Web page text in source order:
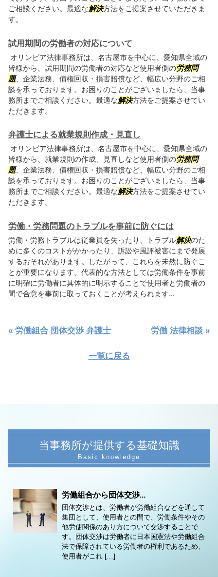
ご相談ください。最適な解決方法をご提案させていただきま
す。
試用期間の労働者の対応について
オリンピア法律事務所は、名古屋市を中心に、愛知県全域の
皆様から、試用期間の労働者の対応など使用者側の労務問
題、企業法務、債権回収・損害賠償など、幅広い分野のご相
談を承っております。お困りのことがございましたら、当事
務所までご相談ください。最適な解決方法をご提案させてい
ただきます。
弁護士による就業規則作成・見直し
オリンピア法律事務所は、名古屋市を中心に、愛知県全域の
皆様から、就業規則の作成、見直しなど使用者側の労務問
題、企業法務、債権回収・損害賠償など、幅広い分野のご相
談を承っております。お困りのことがございましたら、当事
務所までご相談ください。最適な解決方法をご提案させてい
ただきます。
労働・労務問題のトラブルを事前に防ぐには
労働・労務トラブルは従業員を失ったり、トラブル解決のた
めに多くのコストがかかったり、訴訟や風評被害にまで発展
するおそれがあります。したがって、これらを未然に防ぐこ
とが重要になります。代表的な方法としては労働条件を事前
に明確に労働者に具体的に明示することで使用者と労働者の
間で合意を事前に取っておくことが考えられます...
« 労働組合 団体交渉 弁護士 労働 法律相談 »
一覧に戻る
当事務所が提供する基礎知識
労働組合から団体交渉...
団体交渉とは、労働者が労働組合などを通して
集団として、使用者との間で、労働条件やその
他労使関係のあり方について交渉することで
す。団体交渉は労働者に日本国憲法や労働組合
法で保障されている労働者の権利であるため、
使用者がこれ […]